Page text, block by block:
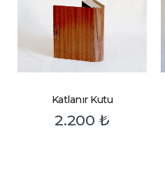
Katlanır Kutu
2.200₺